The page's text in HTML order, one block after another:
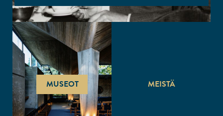
MUSEOT MEISTÄ